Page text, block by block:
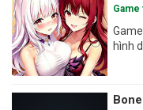
Game
hình